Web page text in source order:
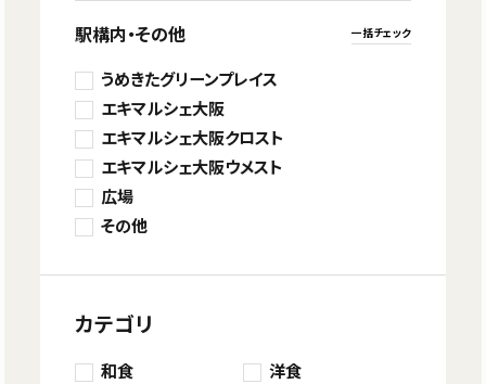
駅構内・その他 一括チェック
うめきたグリーンプレイス
エキマルシェ大阪
エキマルシェ大阪クロスト
エキマルシェ大阪ウメスト
広場
その他
カテゴリ
和食
洋食